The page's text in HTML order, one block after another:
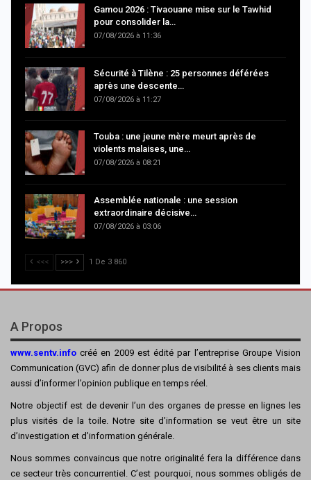
Gamou 2026 : Tivaouane mise sur le Tawhid
pour consolider la…
07/08/2026 à 11:36
Sécurité à Tilène : 25 personnes déférées
après une descente…
07/08/2026 à 11:27
Touba : une jeune mère meurt après de
violents malaises, une…
07/08/2026 à 08:21
Assemblée nationale : une session
extraordinaire décisive…
07/08/2026 à 03:06
<<< >>> 1 De 3 860
A Propos
www.sentv.info créé en 2009 est édité par l’entreprise Groupe Vision
Communication (GVC) afin de donner plus de visibilité à ses clients mais
aussi d’informer l’opinion publique en temps réel.
Notre objectif est de devenir l’un des organes de presse en lignes les
plus visités de la toile. Notre site d’information se veut être un site
d’investigation et d’information générale.
Nous sommes convaincus que notre originalité fera la différence dans
ce secteur très concurrentiel. C’est pourquoi, nous sommes obligés de